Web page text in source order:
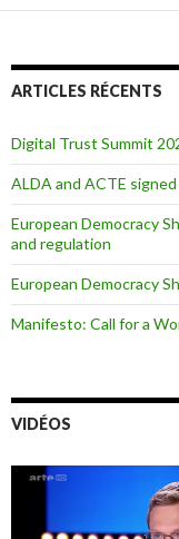
ARTICLES RÉCENTS
Digital Trust Summit
ALDA and ACTE
European Democracy
and regulation
European Democracy
Manifesto: Call for a
VIDÉOS